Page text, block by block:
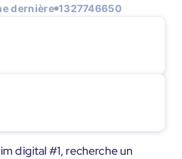
dernière 1327746650
digital #1, recherche un